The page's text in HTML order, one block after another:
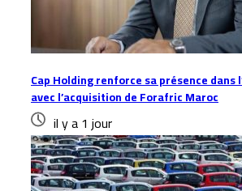
Cap Holding renforce sa présence
avec l’acquisition de Forafric Maroc
il y a 1 jour